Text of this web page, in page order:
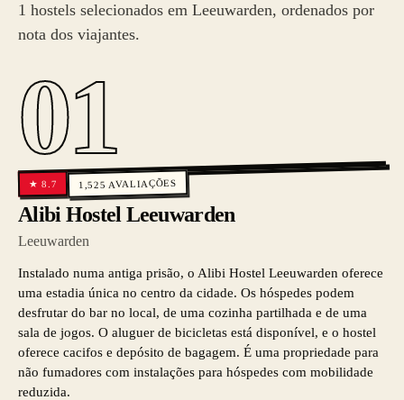
1 hostels selecionados em Leeuwarden, ordenados por
nota dos viajantes.
01
★8.7 1,525 AVALIAÇÕES
Alibi Hostel Leeuwarden
Leeuwarden
Instalado numa antiga prisão, o Alibi Hostel Leeuwarden oferece
uma estadia única no centro da cidade. Os hóspedes podem
desfrutar do bar no local, de uma cozinha partilhada e de uma
sala de jogos. O aluguer de bicicletas está disponível, e o hostel
oferece cacifos e depósito de bagagem. É uma propriedade para
não fumadores com instalações para hóspedes com mobilidade
reduzida.